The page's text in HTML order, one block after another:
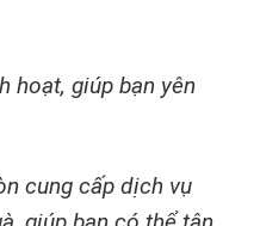
hoạt, giúp bạn yên
cung cấp dịch vụ